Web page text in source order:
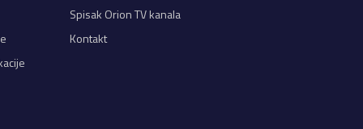
Spisak Orion TV kanala
Kontakt